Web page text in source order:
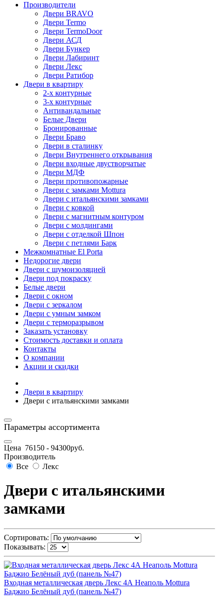
Производители
Двери BRAVO
Двери Termo
Двери TermoDoor
Двери АСД
Двери Бункер
Двери Лабиринт
Двери Лекс
Двери Ратибор
Двери в квартиру
2-х контурные
3-х контурные
Антивандальные
Белые Двери
Бронированные
Двери Браво
Двери в сталинку
Двери Внутреннего открывания
Двери входные двустворчатые
Двери МДФ
Двери противопожарные
Двери с замками Mottura
Двери с итальянскими замками
Двери с ковкой
Двери с магнитным контуром
Двери с молдингами
Двери с отделкой Шпон
Двери с петлями Барк
Межкомнатные El Porta
Недорогие двери
Двери с шумоизоляцией
Двери под покраску
Белые двери
Двери с окном
Двери с зеркалом
Двери с умным замком
Двери с терморазрывом
Заказать установку
Стоимость доставки и оплата
Контакты
О компании
Акции и скидки
Двери в квартиру
Двери с итальянскими замками
Параметры ассортимента
Цена 76150 - 94300руб.
Производитель
Все
Лекс
Двери с итальянскими
замками
Сортировать:
Показывать:
Входная металлическая дверь Лекс 4А Неаполь Mottura
Баджио Белёный дуб (панель №47)